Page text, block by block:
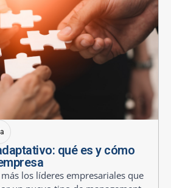
qué es y cómo
los líderes empresariales que